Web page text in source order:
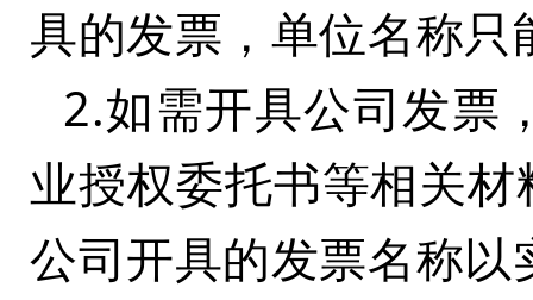
具的发票，单位名称只
2.如需开具公司发票
业授权委托书等相关
公司开具的发票名称